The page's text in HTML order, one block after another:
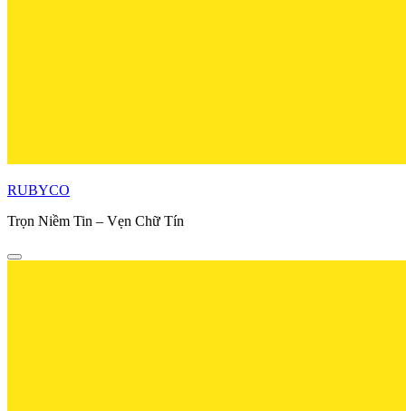
RUBYCO
Trọn Niềm Tin – Vẹn Chữ Tín